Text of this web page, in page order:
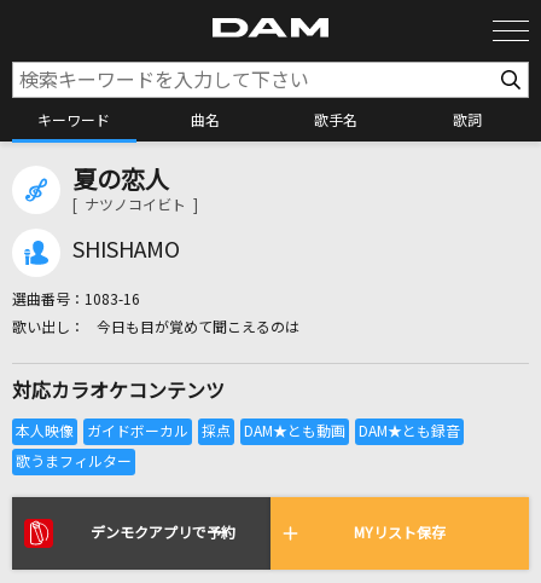
キーワード 曲名 歌手名 歌詞
全国りれき
リアルタイムで歌われている曲の一覧
RIVER
夏の恋人
[ ナツノコイビト ]
SHISHAMO
選曲番号： 1083-16
今日も目が覚めて聞こえるのは
対応カラオケコンテンツ
デンモクアプリで予約 MYリスト保存